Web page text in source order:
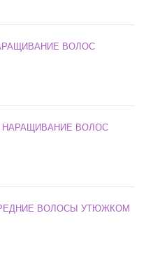
ВОЛОС
НАРАЩИВАНИЕ ВОЛОС
ВОЛОСЫ УТЮЖКОМ